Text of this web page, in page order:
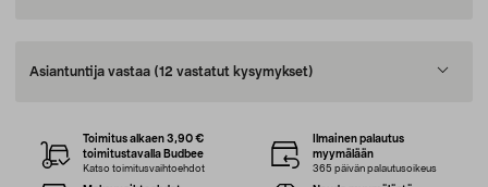
Asiantuntija vastaa (12 vastatut kysymykset)
Toimitus alkaen 3,90 €
toimitustavalla Budbee
Katso toimitusvaihtoehdot
Ilmainen palautus
myymälään
365 päivän palautusoikeus